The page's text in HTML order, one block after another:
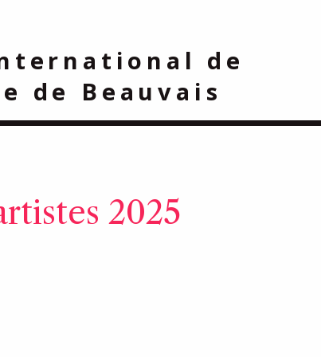
de
de Beauvais
2025